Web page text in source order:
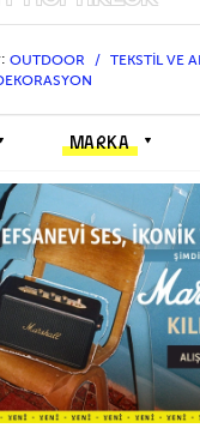
OUTDOOR
TEKSTİL VE
MARKA